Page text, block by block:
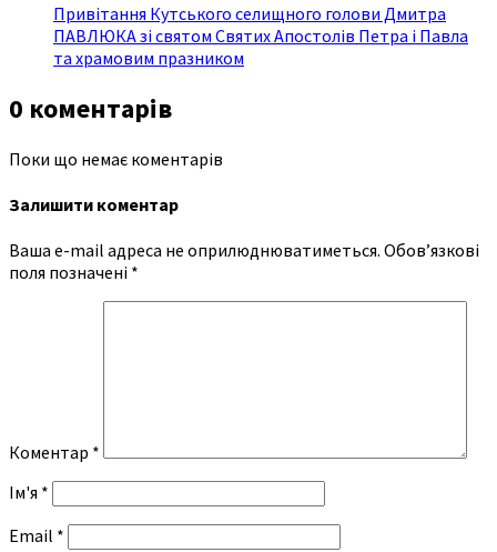
Привітання Кутського селищного голови Дмитра
ПАВЛЮКА зі святом Святих Апостолів Петра і Павла
та храмовим празником
0 коментарів
Поки що немає коментарів
Залишити коментар
Ваша e-mail адреса не оприлюднюватиметься. Обов’язкові
поля позначені *
Коментар *
Ім'я *
Email *